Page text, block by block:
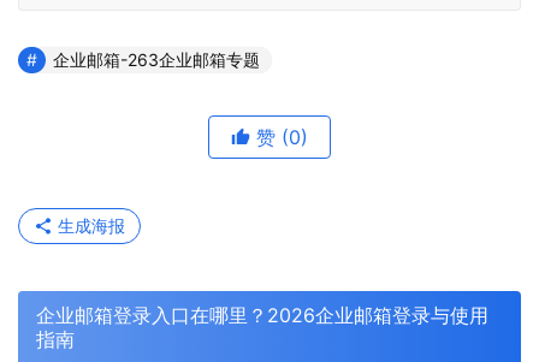
企业邮箱-263企业邮箱专题
赞 (0)
生成海报
企业邮箱登录入口在哪里？2026企业邮箱登录与使用
指南